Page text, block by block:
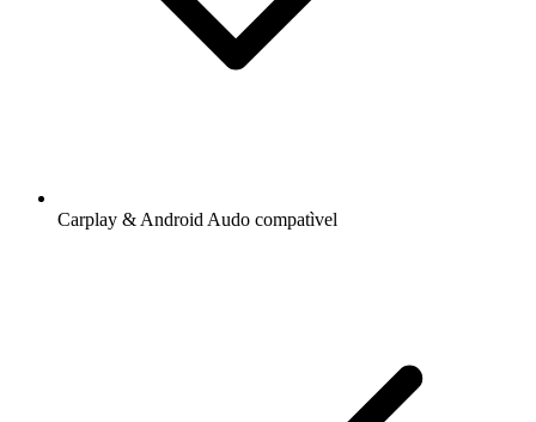
Carplay & Android Audo compatìvel